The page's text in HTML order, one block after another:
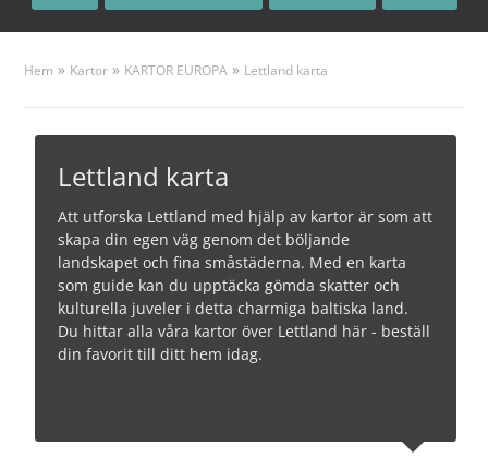
Hem » Kartor » KARTOR EUROPA » Lettland karta
Lettland karta
Att utforska Lettland med hjälp av kartor är som att
skapa din egen väg genom det böljande
landskapet och fina småstäderna. Med en karta
som guide kan du upptäcka gömda skatter och
kulturella juveler i detta charmiga baltiska land.
Du hittar alla våra kartor över Lettland här - beställ
din favorit till ditt hem idag.